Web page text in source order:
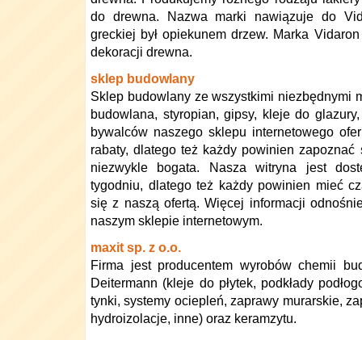
do drewna. Nazwa marki nawiązuje do
greckiej był opiekunem drzew. Marka
dekoracji drewna.
sklep budowlany
Sklep budowlany ze wszystkimi niezbędnymi
budowlana, styropian, gipsy, kleje do
bywalców naszego sklepu internetowego
rabaty, dlatego też każdy powinien
niezwykle bogata. Nasza witryna jest
tygodniu, dlatego też każdy powinien mieć
się z naszą ofertą. Więcej informacji
naszym sklepie internetowym.
maxit sp. z o.o.
Firma jest producentem wyrobów chemii
Deitermann (kleje do płytek, podkłady
tynki, systemy ociepleń, zaprawy murarskie,
hydroizolacje, inne) oraz keramzytu.